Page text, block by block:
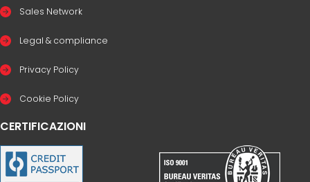
Sales Network
Legal & compliance
Privacy Policy
Cookie Policy
CERTIFICAZIONI